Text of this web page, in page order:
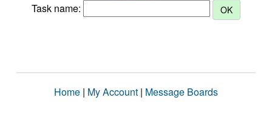
Task name:
Home | My Account | Message Boards